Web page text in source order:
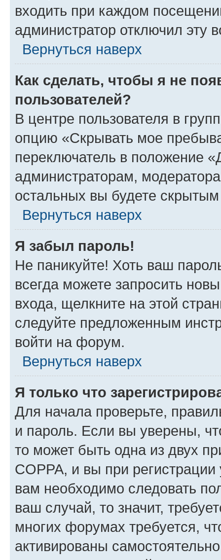
входить при каждом
администратор отключил эту
Вернуться наверх
Как сделать, чтобы я не
пользователей?
В центре пользователя в
опцию «Скрывать мое
переключатель в положение
администраторам,
остальных вы будете
Вернуться наверх
Я забыл пароль!
Не паникуйте! Хоть ваш
всегда можете запросить
входа, щелкните на этой
следуйте предложенным
войти на форум.
Вернуться наверх
Я только что
Для начала проверьте,
и пароль. Если вы уверены,
то может быть одна из двух
COPPA, и вы при
вам необходимо следовать
ваш случай, то значит,
многих форумах требуется,
активированы